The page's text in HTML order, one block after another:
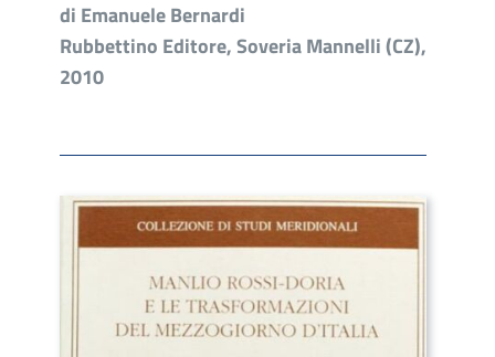
di Emanuele Bernardi
Rubbettino Editore, Soveria Mannelli (CZ),
2010